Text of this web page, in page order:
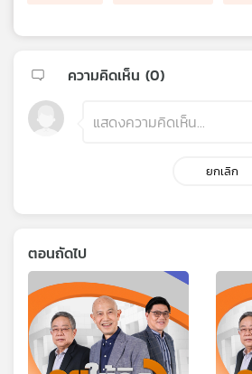
ความคิดเห็น (0)
ยกเลิก
ตอนถัดไป